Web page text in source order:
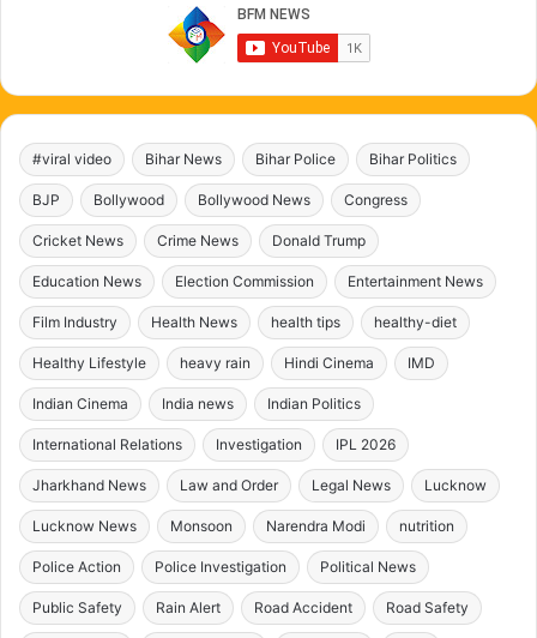
#viral video Bihar News Bihar Police Bihar Politics
BJP Bollywood Bollywood News Congress
Cricket News Crime News Donald Trump
Education News Election Commission Entertainment News
Film Industry Health News health tips healthy-diet
Healthy Lifestyle heavy rain Hindi Cinema IMD
Indian Cinema India news Indian Politics
International Relations Investigation IPL 2026
Jharkhand News Law and Order Legal News Lucknow
Lucknow News Monsoon Narendra Modi nutrition
Police Action Police Investigation Political News
Public Safety Rain Alert Road Accident Road Safety